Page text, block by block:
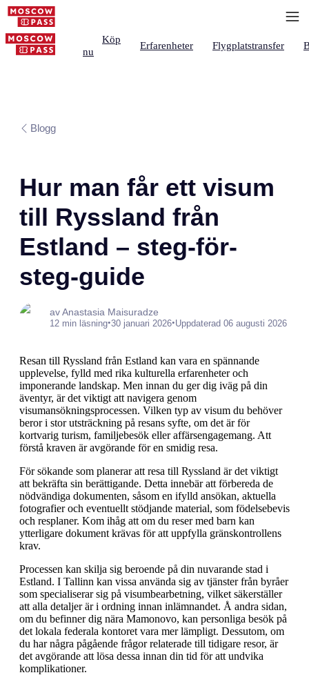
Köp
nu
Erfarenheter Flygplatstransfer
Blogg
Hur man får ett visum
till Ryssland från
Estland – steg-för-
steg-guide
av Anastasia Maisuradze
12 min läsning•30 januari 2026•Uppdaterad 06 augusti 2026
Resan till Ryssland från Estland kan vara en spännande
upplevelse, fylld med rika kulturella erfarenheter och
imponerande landskap. Men innan du ger dig iväg på din
äventyr, är det viktigt att navigera genom
visumansökningsprocessen. Vilken typ av visum du behöver
beror i stor utsträckning på resans syfte, om det är för
kortvarig turism, familjebesök eller affärsengagemang. Att
förstå kraven är avgörande för en smidig resa.
För sökande som planerar att resa till Ryssland är det viktigt
att bekräfta sin berättigande. Detta innebär att förbereda de
nödvändiga dokumenten, såsom en ifylld ansökan, aktuella
fotografier och eventuellt stödjande material, som födelsebevis
och resplaner. Kom ihåg att om du reser med barn kan
ytterligare dokument krävas för att uppfylla gränskontrollens
krav.
Processen kan skilja sig beroende på din nuvarande stad i
Estland. I Tallinn kan vissa använda sig av tjänster från byråer
som specialiserar sig på visumbearbetning, vilket säkerställer
att alla detaljer är i ordning innan inlämnandet. Å andra sidan,
om du befinner dig nära Mamonovo, kan personliga besök på
det lokala federala kontoret vara mer lämpligt. Dessutom, om
du har några pågående frågor relaterade till tidigare resor, är
det avgörande att lösa dessa innan din tid för att undvika
komplikationer.